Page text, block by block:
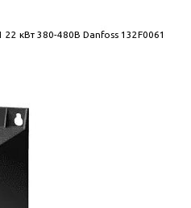
кВт 380-480В Danfoss 132F0061